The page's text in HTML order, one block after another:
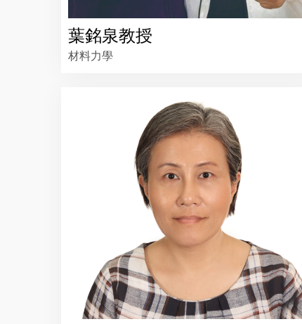
葉銘泉教授
材料力學